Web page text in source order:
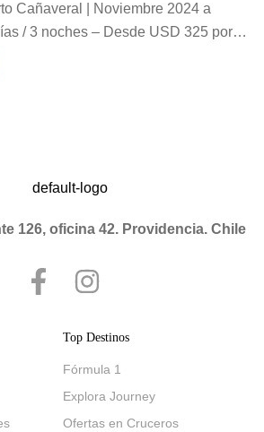
Cañaveral | Noviembre 2024 a
/ 3 noches – Desde USD 325 por
escapada corta pero inolvidable
del lujoso MSC Seashore, uno de los
126, oficina 42. Providencia. Chile
Top Destinos
Fórmula 1
Explora Journey
Ofertas en Cruceros